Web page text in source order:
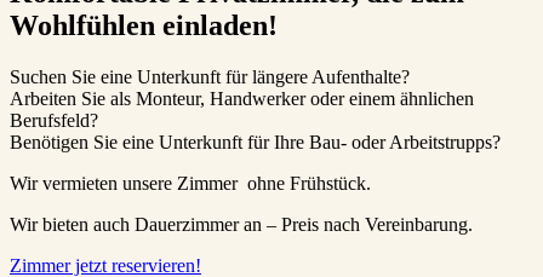
Wohlfühlen einladen!
Suchen Sie eine Unterkunft für längere Aufenthalte?
Arbeiten Sie als Monteur, Handwerker oder einem ähnlichen
Berufsfeld?
Benötigen Sie eine Unterkunft für Ihre Bau- oder Arbeitstrupps?
Wir vermieten unsere Zimmer ohne Frühstück.
Wir bieten auch Dauerzimmer an – Preis nach Vereinbarung.
Zimmer jetzt reservieren!